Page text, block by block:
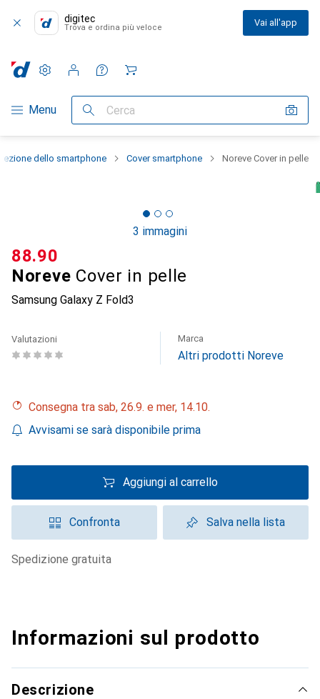
digitec
Trova e ordina più veloce Vai all'app
Categoria Navigazione
Menu Cerca
Impostazioni
Conto cliente
Liste di confronto
Liste dei desideri
Carrello
dello smartphone Cover smartphone Noreve Cover in pelle
3 immagini
Noreve Cover in pelle
Samsung Galaxy Z Fold3
CHF
88.90
Valutazioni Marca
Altri prodotti Noreve
Consegna tra sab, 26.9. e mer, 14.10.
Avvisami se sarà disponibile prima
Aggiungi al carrello
Confronta Salva nella lista
spedizione gratuita
Informazioni sul prodotto
Descrizione